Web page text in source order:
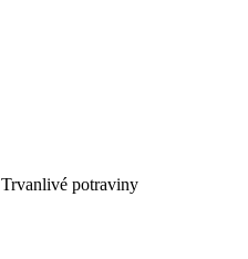
Trvanlivé potraviny